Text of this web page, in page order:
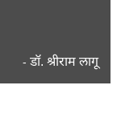
- डॉ. श्रीराम लागू